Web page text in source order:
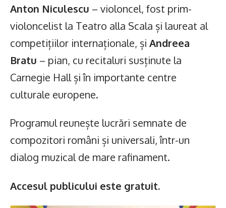
Anton Niculescu – violoncel, fost prim-
violoncelist la Teatro alla Scala și laureat al
competițiilor internaționale, și Andreea
Bratu – pian, cu recitaluri susținute la
Carnegie Hall și în importante centre
culturale europene.
Programul reunește lucrări semnate de
compozitori români și universali, într-un
dialog muzical de mare rafinament.
Accesul publicului este gratuit.